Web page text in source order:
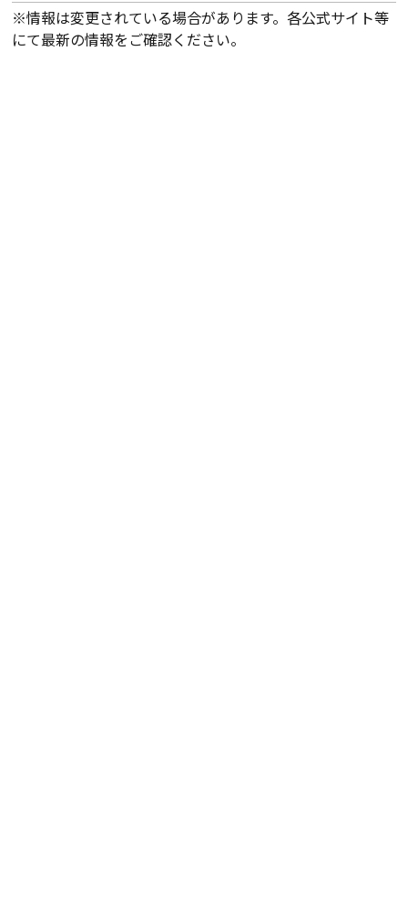
※情報は変更されている場合があります。各公式サイト等
にて最新の情報をご確認ください。